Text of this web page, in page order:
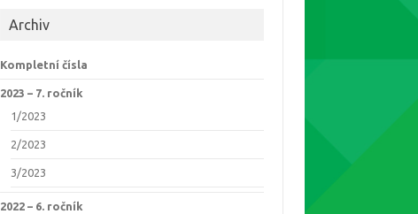
Archiv
Kompletní čísla
2023 –⁠ 7. ročník
1/2023
2/2023
3/2023
2022 –⁠ 6. ročník